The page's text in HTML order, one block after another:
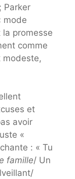
Parker
mode
promesse
comme
modeste,
et
avoir
«
: « Tu
famille/ Un